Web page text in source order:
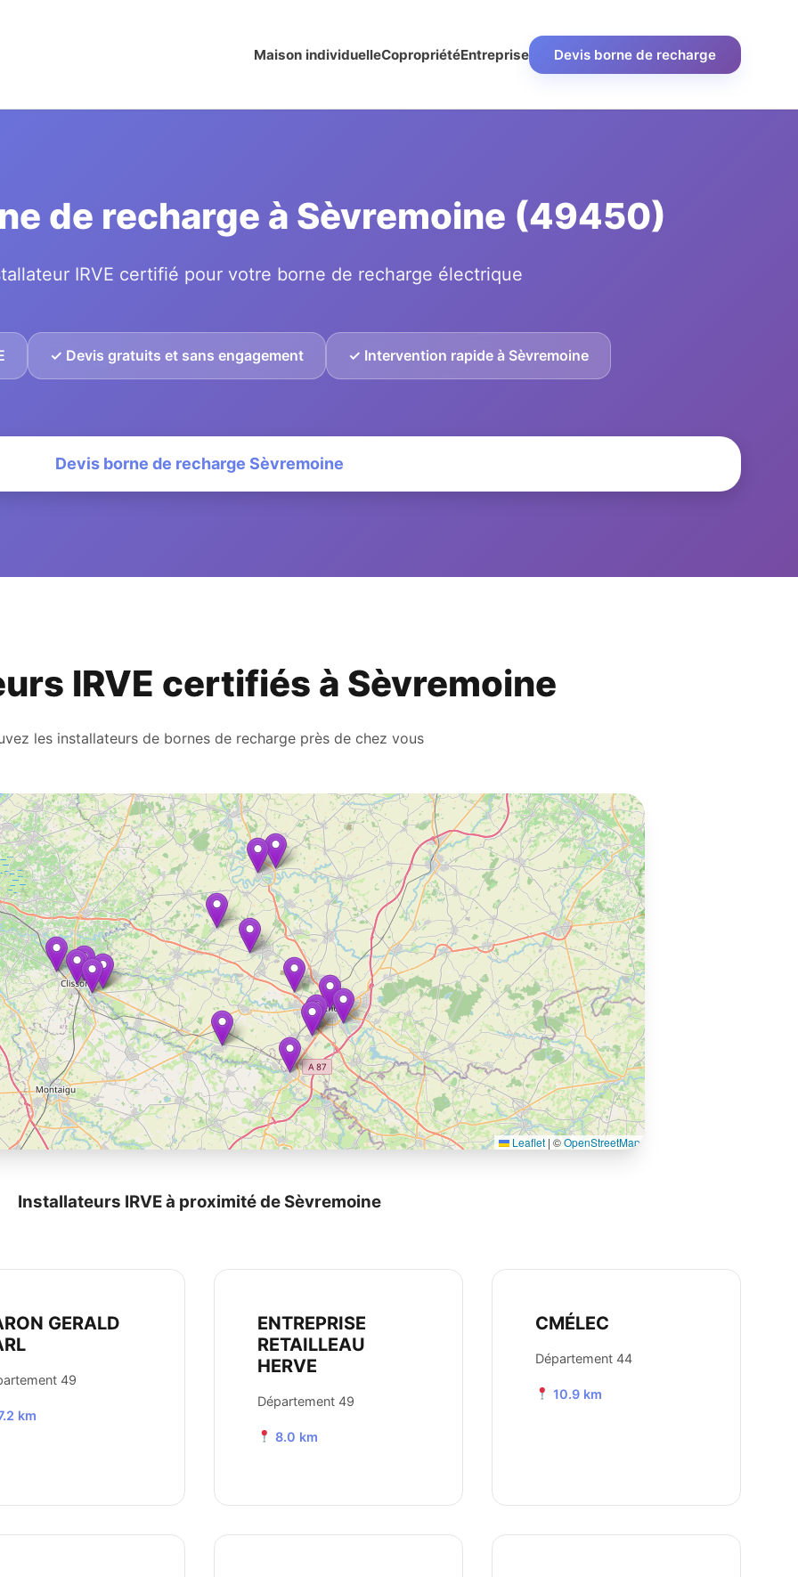
Maison individuelleCopropriétéEntreprise Devis borne de recharge
de recharge à Sèvremoine (49450)
IRVE certifié pour votre borne de recharge électrique
✓ Devis gratuits et sans engagement ✓ Intervention rapide à Sèvremoine
Devis borne de recharge Sèvremoine
IRVE certifiés à Sèvremoine
les installateurs de bornes de recharge près de chez vous
Leaflet | ©OpenStreetMap
Installateurs IRVE à proximité de Sèvremoine
GERALD
49
km
ENTREPRISE
RETAILLEAU
HERVE
Département 49
8.0 km
CMÉLEC
Département 44
10.9 km